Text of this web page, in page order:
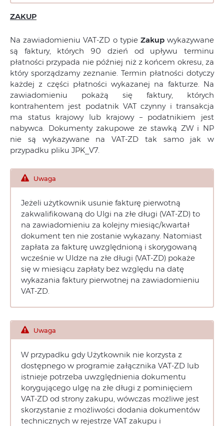
ZAKUP
Na zawiadomieniu VAT-ZD o typie Zakupwykazywane
są faktury, których 90 dzień od upływu terminu
płatności przypada nie później niż z końcem okresu, za
który sporządzamy zeznanie. Termin płatności dotyczy
każdej z części płatności wykazanej na fakturze. Na
zawiadomieniu pokażą się faktury, których
kontrahentem jest podatnik VAT czynny i transakcja
ma status krajowy lub krajowy – podatnikiem jest
nabywca. Dokumenty zakupowe ze stawką ZW i NP
nie są wykazywane na VAT-ZD tak samo jak w
przypadku pliku JPK_V7.
Uwaga
Jeżeli użytkownik usunie fakturę pierwotną
zakwalifikowaną do Ulgi na złe długi (VAT-ZD) to
na zawiadomieniu za kolejny miesiąc/kwartał
dokument ten nie zostanie wykazany. Natomiast
zapłata za fakturę uwzględnioną i skorygowaną
wcześnie w Uldze na złe długi (VAT-ZD) pokaże
się w miesiącu zapłaty bez względu na datę
wykazania faktury pierwotnej na zawiadomieniu
VAT-ZD.
Uwaga
W przypadku gdy Użytkownik nie korzysta z
dostępnego w programie załącznika VAT-ZD lub
istnieje potrzeba uwzględnienia dokumentu
korygującego ulgę na złe długi z pominięciem
VAT-ZD od strony zakupu, wówczas możliwe jest
skorzystanie z możliwości dodania dokumentów
technicznych w rejestrze VAT zakupu i